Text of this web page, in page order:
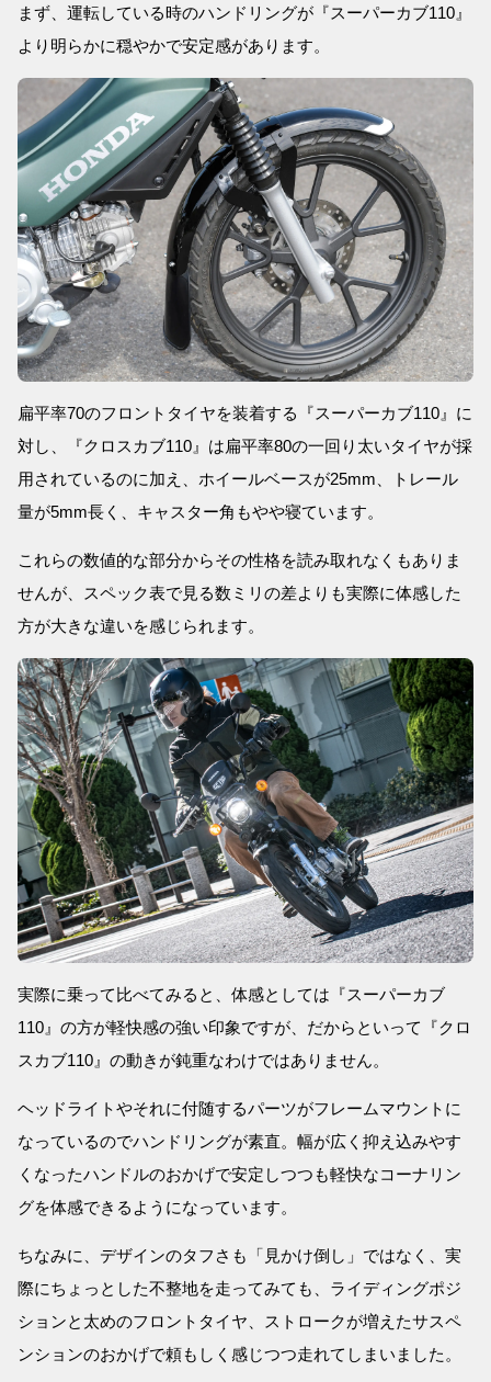
まず、運転している時のハンドリングが『スーパーカブ110』
より明らかに穏やかで安定感があります。
扁平率70のフロントタイヤを装着する『スーパーカブ110』に
対し、『クロスカブ110』は扁平率80の一回り太いタイヤが採
用されているのに加え、ホイールベースが25mm、トレール
量が5mm長く、キャスター角もやや寝ています。
これらの数値的な部分からその性格を読み取れなくもありま
せんが、スペック表で見る数ミリの差よりも実際に体感した
方が大きな違いを感じられます。
実際に乗って比べてみると、体感としては『スーパーカブ
110』の方が軽快感の強い印象ですが、だからといって『クロ
スカブ110』の動きが鈍重なわけではありません。
ヘッドライトやそれに付随するパーツがフレームマウントに
なっているのでハンドリングが素直。幅が広く抑え込みやす
くなったハンドルのおかげで安定しつつも軽快なコーナリン
グを体感できるようになっています。
ちなみに、デザインのタフさも「見かけ倒し」ではなく、実
際にちょっとした不整地を走ってみても、ライディングポジ
ションと太めのフロントタイヤ、ストロークが増えたサスペ
ンションのおかげで頼もしく感じつつ走れてしまいました。